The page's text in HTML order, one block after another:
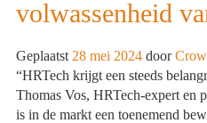
volwassenheid
Geplaatst 28 mei 2024 door
“HRTech krijgt een steeds
Thomas Vos, HRTech-expert en
is in de markt een toenemend